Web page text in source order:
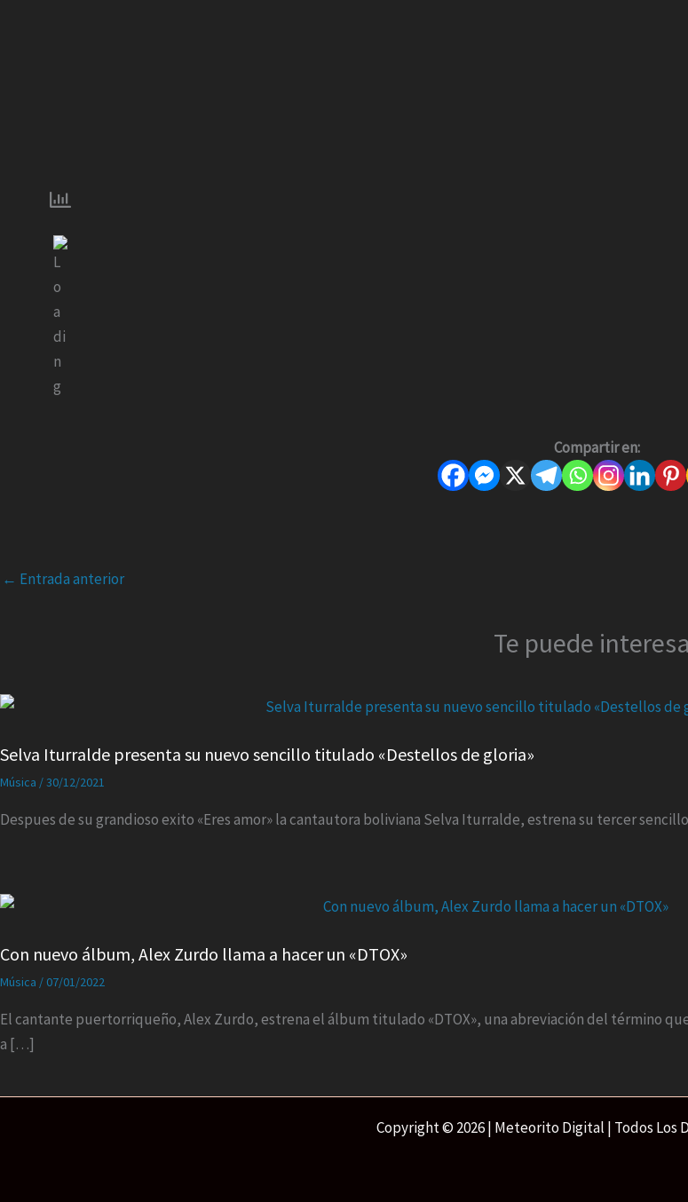
Compartir en:
← Entrada anterior
Te puede
Selva Iturralde presenta su nuevo sencillo titulado «Destellos de gloria»
Música /30/12/2021
Despues de su grandioso exito «Eres amor» la cantautora boliviana Selva Iturralde, estrena su tercer
Con nuevo álbum, Alex Zurdo llama a hacer un «DTOX»
Música / 07/01/2022
El cantante puertorriqueño, Alex Zurdo, estrena el álbum titulado «DTOX», una abreviación del término
a […]
Copyright © 2026 | Meteorito Digital | Todos Los